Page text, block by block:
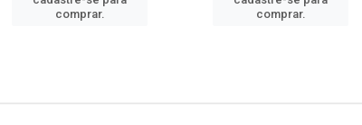
comprar.
comprar.